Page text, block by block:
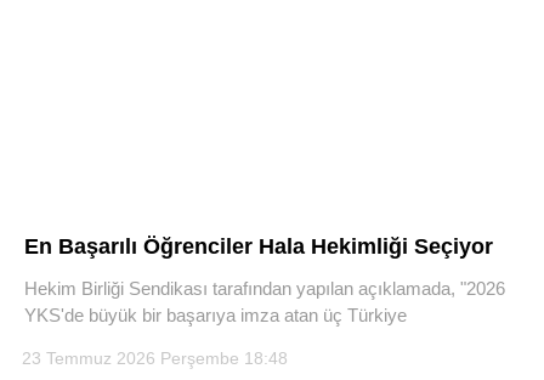
En Başarılı Öğrenciler Hala Hekimliği Seçiyor
Hekim Birliği Sendikası tarafından yapılan açıklamada, "2026
YKS'de büyük bir başarıya imza atan üç Türkiye
23 Temmuz 2026 Perşembe 18:48